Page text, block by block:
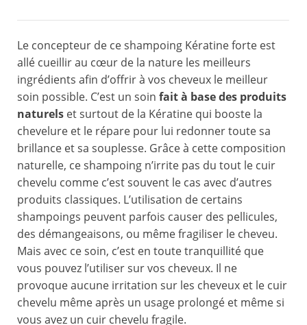
Le concepteur de ce shampoing Kératine forte est
allé cueillir au cœur de la nature les meilleurs
ingrédients afin d’offrir à vos cheveux le meilleur
soin possible. C’est un soin fait à base des produits
naturels et surtout de la Kératine qui booste la
chevelure et le répare pour lui redonner toute sa
brillance et sa souplesse. Grâce à cette composition
naturelle, ce shampoing n’irrite pas du tout le cuir
chevelu comme c’est souvent le cas avec d’autres
produits classiques. L’utilisation de certains
shampoings peuvent parfois causer des pellicules,
des démangeaisons, ou même fragiliser le cheveu.
Mais avec ce soin, c’est en toute tranquillité que
vous pouvez l’utiliser sur vos cheveux. Il ne
provoque aucune irritation sur les cheveux et le cuir
chevelu même après un usage prolongé et même si
vous avez un cuir chevelu fragile.